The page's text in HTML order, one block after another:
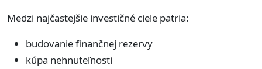
Medzi najčastejšie investičné ciele patria:
budovanie finančnej rezervy
kúpa nehnuteľnosti